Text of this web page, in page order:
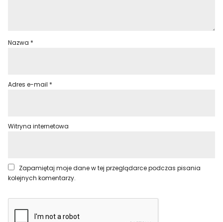
Nazwa *
Adres e-mail *
Witryna internetowa
Zapamiętaj moje dane w tej przeglądarce podczas pisania
kolejnych komentarzy.